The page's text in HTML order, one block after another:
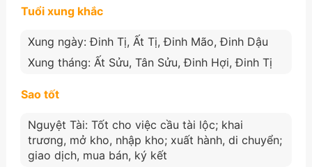
Tuổi xung khắc
Xung ngày: Đinh Tị, Ất Tị, Đinh Mão, Đinh Dậu
Xung tháng: Ất Sửu, Tân Sửu, Đinh Hợi, Đinh Tị
Sao tốt
Nguyệt Tài: Tốt cho việc cầu tài lộc; khai
trương, mở kho, nhập kho; xuất hành, di chuyển;
giao dịch, mua bán, ký kết